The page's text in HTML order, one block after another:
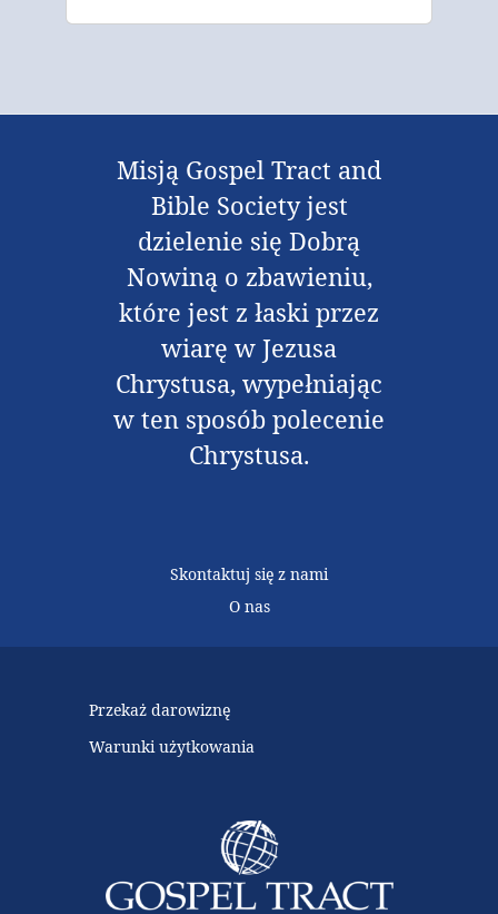
Misją Gospel Tract and
Bible Society jest
dzielenie się Dobrą
Nowiną o zbawieniu,
które jest z łaski przez
wiarę w Jezusa
Chrystusa, wypełniając
w ten sposób polecenie
Chrystusa.
Skontaktuj się z nami
O nas
Przekaż darowiznę
Warunki użytkowania